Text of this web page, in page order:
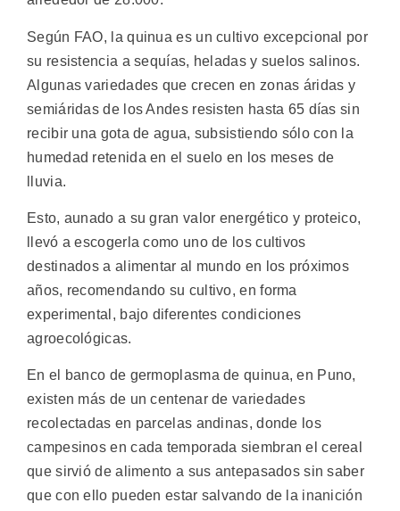
Según FAO, la quinua es un cultivo excepcional por
su resistencia a sequías, heladas y suelos salinos.
Algunas variedades que crecen en zonas áridas y
semiáridas de los Andes resisten hasta 65 días sin
recibir una gota de agua, subsistiendo sólo con la
humedad retenida en el suelo en los meses de
lluvia.
Esto, aunado a su gran valor energético y proteico,
llevó a escogerla como uno de los cultivos
destinados a alimentar al mundo en los próximos
años, recomendando su cultivo, en forma
experimental, bajo diferentes condiciones
agroecológicas.
En el banco de germoplasma de quinua, en Puno,
existen más de un centenar de variedades
recolectadas en parcelas andinas, donde los
campesinos en cada temporada siembran el cereal
que sirvió de alimento a sus antepasados sin saber
que con ello pueden estar salvando de la inanición